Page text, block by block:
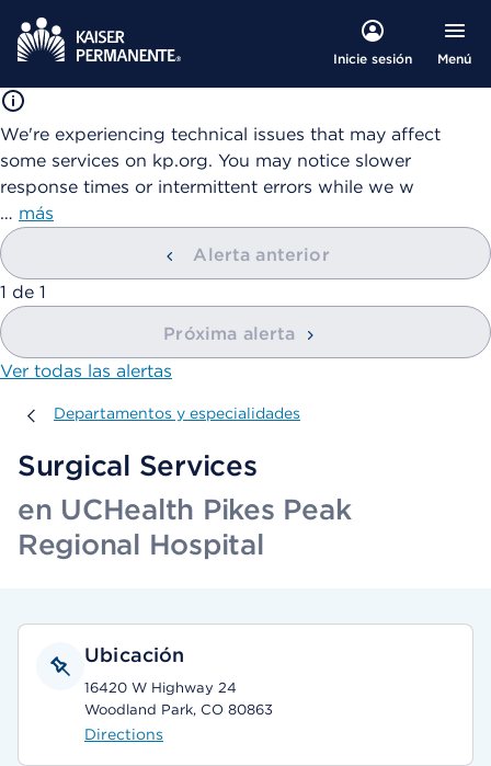
Inicie sesión Menú
We're experiencing technical issues that may affect
some services on kp.org. You may notice slower
response times or intermittent errors while we w
… más
Alerta anterior
mostrando
1 de 1
Próxima alerta
Ver todas las alertas
Departamentos y especialidades
Departamentos y especialidades
Surgical Services
en UCHealth Pikes Peak
Regional Hospital
Ubicación
16420 W Highway 24
Woodland Park, CO 80863
Directions